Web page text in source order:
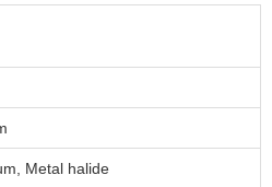
Metal halide